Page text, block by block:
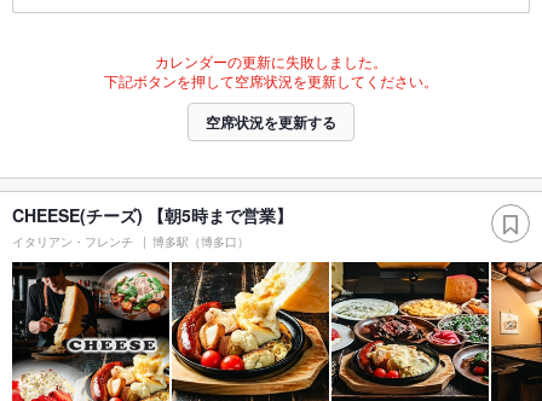
カレンダーの更新に失敗しました。
下記ボタンを押して空席状況を更新してください。
空席状況を更新する
CHEESE(チーズ) 【朝5時まで営業】
イタリアン・フレンチ 博多駅（博多口）